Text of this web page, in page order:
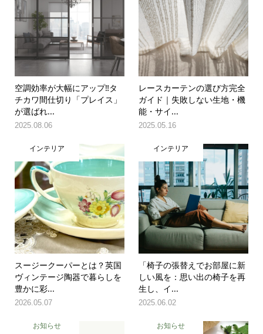
空調効率が大幅にアップ‼タ
チカワ間仕切り「プレイス」
が選ばれ...
2025.08.06
レースカーテンの選び方完全
ガイド｜失敗しない生地・機
能・サイ...
2025.05.16
インテリア
スージークーパーとは？英国
ヴィンテージ陶器で暮らしを
豊かに彩...
2026.05.07
インテリア
「椅子の張替えでお部屋に新
しい風を：思い出の椅子を再
生し、イ...
2025.06.02
お知らせ お知らせ